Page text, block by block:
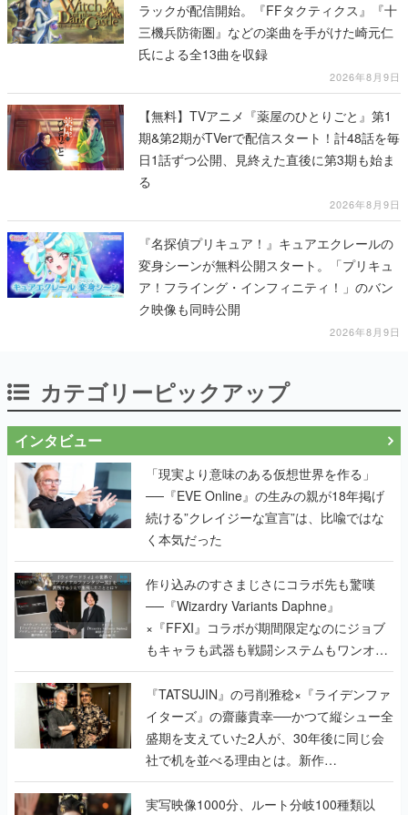
ラックが配信開始。『FFタクティクス』『十
三機兵防衛圏』などの楽曲を手がけた崎元仁
氏による全13曲を収録
2026年8月9日
【無料】TVアニメ『薬屋のひとりごと』第1
期&第2期がTVerで配信スタート！計48話を毎
日1話ずつ公開、見終えた直後に第3期も始ま
る
2026年8月9日
『名探偵プリキュア！』キュアエクレールの
変身シーンが無料公開スタート。「プリキュ
ア！フライング・インフィニティ！」のバン
ク映像も同時公開
2026年8月9日
カテゴリーピックアップ
インタビュー
「現実より意味のある仮想世界を作る」
──『EVE Online』の生みの親が18年掲げ
続ける”クレイジーな宣言”は、比喩ではな
く本気だった
作り込みのすさまじさにコラボ先も驚嘆
──『Wizardry Variants Daphne』
×『FFXI』コラボが期間限定なのにジョブ
もキャラも武器も戦闘システムもワンオフ
で作り込まれた理由を両ディレクターに聞
く
『TATSUJIN』の弓削雅稔×『ライデンファ
イターズ』の齋藤貴幸──かつて縦シュー全
盛期を支えていた2人が、30年後に同じ会
社で机を並べる理由とは。新作
『TATSUJIN EXTREME』で初タッグを組
んだレジェンド2人に訊く開発秘話
実写映像1000分、ルート分岐100種類以